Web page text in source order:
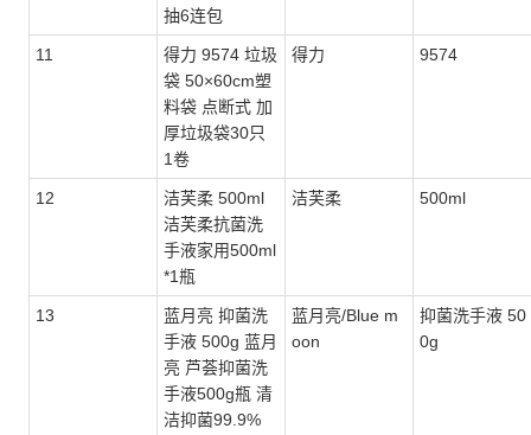
抽6连包
11
得力 9574 垃圾
袋 50×60cm塑
料袋 点断式 加
厚垃圾袋30只
1卷
得力 9574
12
洁芙柔 500ml
洁芙柔抗菌洗
手液家用500ml
*1瓶
洁芙柔 500ml
13
蓝月亮 抑菌洗
手液 500g 蓝月
亮 芦荟抑菌洗
手液500g瓶 清
洁抑菌99.9%
蓝月亮/Blue m
oon
抑菌洗手液 50
0g